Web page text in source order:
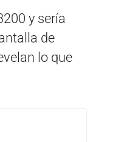
y sería
de
lo que